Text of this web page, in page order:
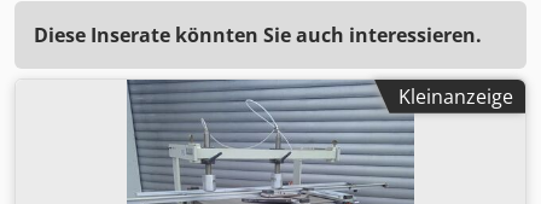
Diese Inserate könnten Sie auch interessieren.
Kleinanzeige